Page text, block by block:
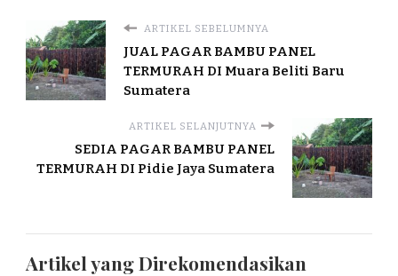
ARTIKEL SEBELUMNYA
JUAL PAGAR BAMBU PANEL
TERMURAH DI Muara Beliti Baru
Sumatera
ARTIKEL SELANJUTNYA
SEDIA PAGAR BAMBU PANEL
TERMURAH DI Pidie Jaya Sumatera
Artikel yang Direkomendasikan